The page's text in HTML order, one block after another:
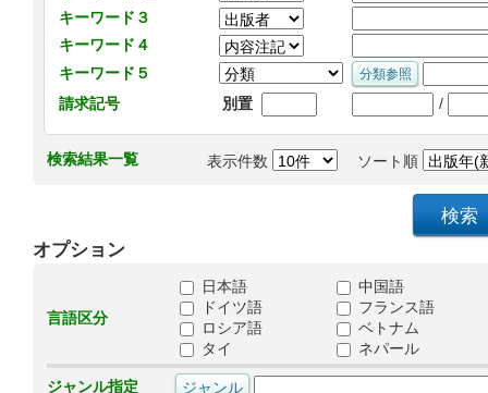
キーワード３
キーワード４
キーワード５
請求記号
別置 /
検索結果一覧 表示件数 ソート順
オプション
言語区分
日本語
中国語
ドイツ語
フランス語
ロシア語
ベトナム
タイ
ネパール
ジャンル指定